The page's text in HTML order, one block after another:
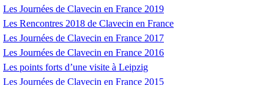
Les Journées de Clavecin en France 2019
Les Rencontres 2018 de Clavecin en France
Les Journées de Clavecin en France 2017
Les Journées de Clavecin en France 2016
Les points forts d’une visite à Leipzig
Les Journées de Clavecin en France 2015